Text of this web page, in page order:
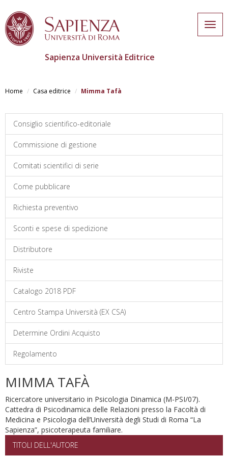
contenuto
Sapienza Università Editrice
Home Casa editrice Mimma Tafà
Consiglio scientifico-editoriale
Commissione di gestione
Comitati scientifici di serie
Come pubblicare
Richiesta preventivo
Sconti e spese di spedizione
Distributore
Riviste
Catalogo 2018 PDF
Centro Stampa Università (EX CSA)
Determine Ordini Acquisto
Regolamento
MIMMA TAFÀ
Ricercatore universitario in Psicologia Dinamica (M-PSI/07).
Cattedra di Psicodinamica delle Relazioni presso la Facoltà di
Medicina e Psicologia dell’Università degli Studi di Roma “La
Sapienza”, psicoterapeuta familiare.
TITOLI DELL'AUTORE